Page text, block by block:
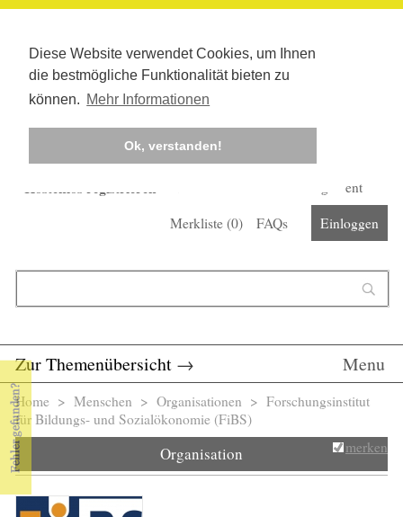
Diese Website verwendet Cookies, um Ihnen
die bestmögliche Funktionalität bieten zu
können. Mehr Informationen
Ok, verstanden!
Kostenlos registrieren
Corona-Management
Merkliste (0) FAQs Einloggen
Zur Themenübersicht → Menu
Sie sind hier
Home > Menschen > Organisationen > Forschungsinstitut
für Bildungs- und Sozialökonomie (FiBS)
Organisation merken